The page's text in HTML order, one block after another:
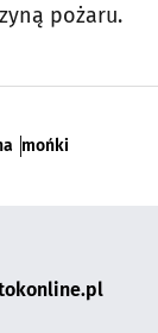
pożaru.
mońki